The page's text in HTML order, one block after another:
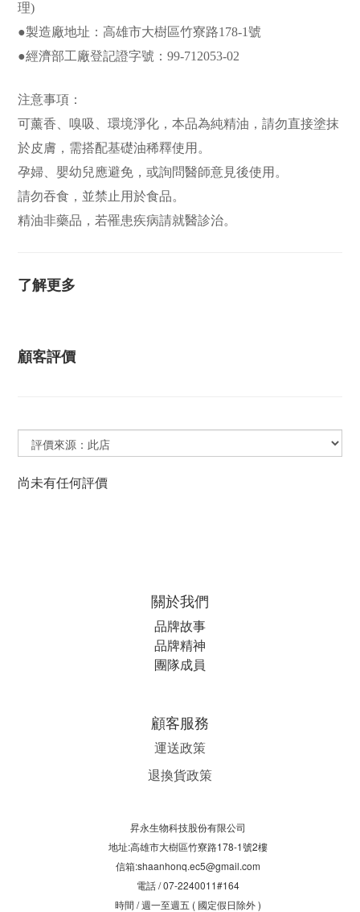
理)
●製造廠地址：高雄市大樹區竹寮路178-1號
●經濟部工廠登記證字號：99-712053-02
注意事項：
可薰香、嗅吸、環境淨化，本品為純精油，請勿直接塗抹
於皮膚，需搭配基礎油稀釋使用。
孕婦、嬰幼兒應避免，或詢問醫師意見後使用。
請勿吞食，並禁止用於食品。
精油非藥品，若罹患疾病請就醫診治。
了解更多
顧客評價
尚未有任何評價
關於我們
品牌故事
品牌精神
團隊成員
顧客服務
運送政策
退換貨政策
昇永生物科技股份有限公司
地址:高雄市大樹區竹寮路178-1號2樓
信箱:shaanhonq.ec5@gmail.com
電話 / 07-2240011#164
時間 / 週一至週五 ( 國定假日除外 )